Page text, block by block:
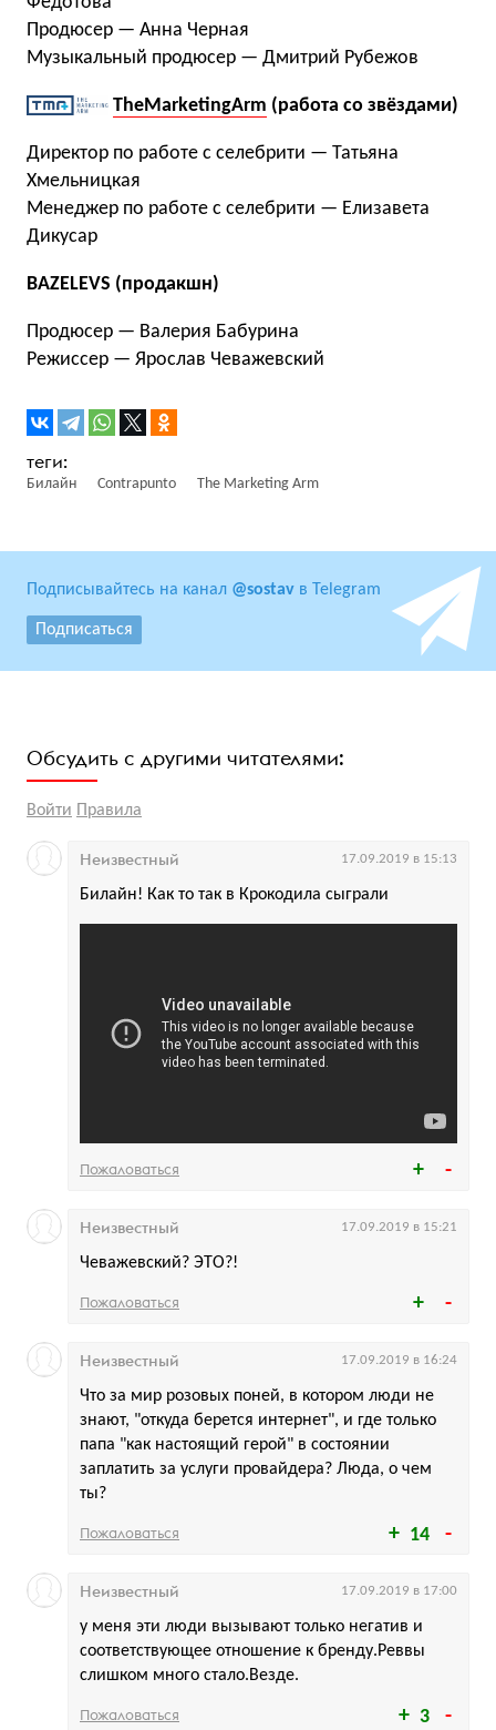
Продюсер — Анна Черная
Музыкальный продюсер — Дмитрий Рубежов
TheMarketingArm (работа со звёздами)
Директор по работе с селебрити — Татьяна
Хмельницкая
Менеджер по работе с селебрити — Елизавета
Дикусар
BAZELEVS (продакшн)
Продюсер — Валерия Бабурина
Режиссер — Ярослав Чеважевский
Билайн Contrapunto The Marketing Arm
Подписывайтесь на канал @sostav в Telegram
Подписаться
Обсудить с другими читателями:
Войти Правила
Билайн! Как то так в Крокодила сыграли
Неизвестный 17.09.2019 в 15:13
Пожаловаться
Чеважевский? ЭТО?!
Неизвестный 17.09.2019 в 15:21
Пожаловаться
14
Что за мир розовых поней, в котором люди не
знают, "откуда берется интернет", и где только
папа "как настоящий герой" в состоянии
заплатить за услуги провайдера? Люда, о чем
ты?
Неизвестный 17.09.2019 в 16:24
Пожаловаться
3
у меня эти люди вызывают только негатив и
соответствующее отношение к бренду.Реввы
слишком много стало.Везде.
Неизвестный 17.09.2019 в 17:00
Пожаловаться